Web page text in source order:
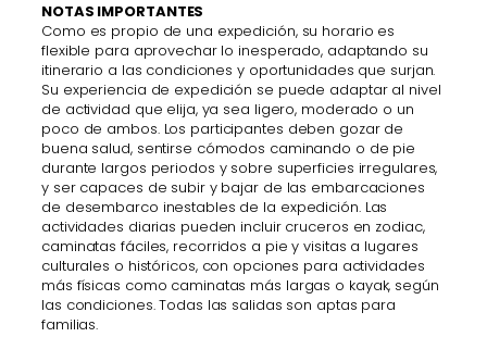
NOTAS IMPORTANTES
Como es propio de una expedición, su horario es
flexible para aprovechar lo inesperado, adaptando su
itinerario a las condiciones y oportunidades que surjan.
Su experiencia de expedición se puede adaptar al nivel
de actividad que elija, ya sea ligero, moderado o un
poco de ambos. Los participantes deben gozar de
buena salud, sentirse cómodos caminando o de pie
durante largos periodos y sobre superficies irregulares,
y ser capaces de subir y bajar de las embarcaciones
de desembarco inestables de la expedición. Las
actividades diarias pueden incluir cruceros en zodiac,
caminatas fáciles, recorridos a pie y visitas a lugares
culturales o históricos, con opciones para actividades
más físicas como caminatas más largas o kayak, según
las condiciones. Todas las salidas son aptas para
familias.